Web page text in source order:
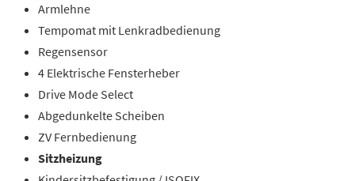
Armlehne
Tempomat mit Lenkradbedienung
Regensensor
4 Elektrische Fensterheber
Drive Mode Select
Abgedunkelte Scheiben
ZV Fernbedienung
Sitzheizung